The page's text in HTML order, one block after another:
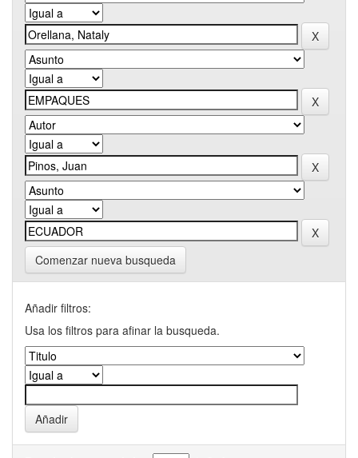
Comenzar nueva busqueda
Añadir filtros:
Usa los filtros para afinar la busqueda.